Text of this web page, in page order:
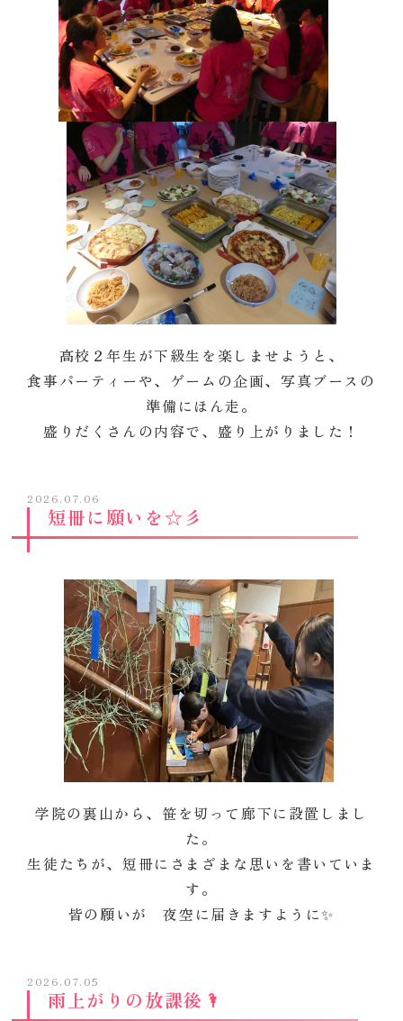
高校２年生が下級生を楽しませようと、
食事パーティーや、ゲームの企画、写真ブースの
準備にほん走。
盛りだくさんの内容で、盛り上がりました！
2026.07.06
短冊に願いを☆彡
学院の裏山から、笹を切って廊下に設置しまし
た。
生徒たちが、短冊にさまざまな思いを書いていま
す。
皆の願いが 夜空に届きますように✨
2026.07.05
雨上がりの放課後🌂